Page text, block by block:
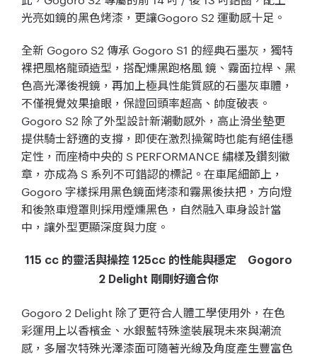
光亮如鏡的黑色烤漆，更讓Gogoro S2 運動感十足。
全新 Gogoro S2 傳承 Gogoro S1 的經典石墨灰，獨特
裸把風格龍頭造型，搭配燻黑跑格風 鏡、霧面拉桿、黑
色高光澤後視鏡，再加上極具性能質感的石墨灰車體，
不僅視覺效果搶眼，保證回頭率超高、帥度破表。
Gogoro S2 除了外型設計新潮動感外，高止滑坐墊更
提供騎士舒適的支撐，即使在激烈操駕時也能有絕佳穩
定性，而座椅中央的 S PERFORMANCE 繡樣及鑽刻徽
章，亦成為 S 系列不可錯認的標記。在車尾細節上，
Gogoro 字樣採用黑色鏡面烤漆和霧黑後扶把，方向燈
和後煞車燈罩則採用煙燻黑色，自然融入車身設計當
中，讓外型更顯深度與力度。
115 cc 的靈活與操控 125cc 的性能與穩定 Gogoro
2 Delight 剛剛好適合你
Gogoro 2 Delight 除了更符合人體工學使用外，在色
彩運用上以香檳金、水銀藍特殊塗裝展現未來與潮流
感，多層次特殊光澤漆面可隨著光線及角度產生豐富色